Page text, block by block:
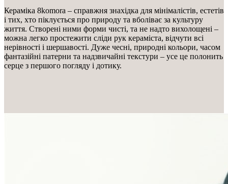
Кераміка 8komora – справжня знахідка для мінімалістів, естетів
і тих, хто піклується про природу та вболіває за культуру
життя. Створені ними форми чисті, та не надто вихолощені –
можна легко простежити сліди рук кераміста, відчути всі
нерівності і шершавості. Дуже чесні, природні кольори, часом
фантазійні патерни та надзвичайні текстури – усе це полонить
серце з першого погляду і дотику.